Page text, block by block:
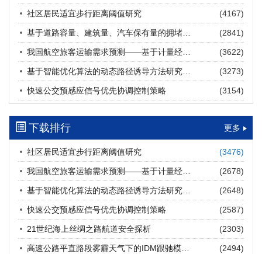
道路建养运通用碳核算方法及应用
王元庆, 王皎, 刘圆圆, 于谦, 刘聂旸子, 杨诗雨
2026, 12(3): 176-189.https://doi.org/10.16503/j.cnki.2095-
9931.2026.03.014
摘要 (12) HTML(12)
西部陆海新通道氢走廊建设对交通运输领域低碳转型的推动作
用
罗文格, 黄承锋, 关海长
2026, 12(3): 190-201.https://doi.org/10.16503/j.cnki.2095-
9931.2026.03.015
摘要 (22) HTML(21)
交能融合背景下零碳货运走廊利益主体的策略演化与影响因素
张海涛, 姚琛, 唐治豪, 谢明辉, 王元庆
2026, 12(3): 202-216.https://doi.org/10.16503/j.cnki.2095-
9931.2026.03.016
摘要 (20) HTML(18)
社区居民适宜步行距离阈值研究 (4167)
(2841)
(3622)
(3273)
快速公交预感应信号优先协调控制策略 (3154)
下载排行 更多
社区居民适宜步行距离阈值研究 (3476)
(2678)
(2648)
快速公交预感应信号优先协调控制策略 (2587)
21世纪海上丝绸之路航道安全探析 (2303)
(2494)